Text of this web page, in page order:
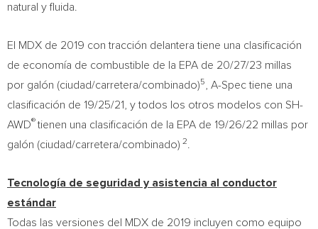
natural y fluida.
El MDX de 2019 con tracción delantera tiene una clasificación
de economía de combustible de la EPA de 20/27/23 millas
por galón (ciudad/carretera/combinado)5
, A-Spec tiene una
clasificación de 19/25/21, y todos los otros modelos con SH-
AWD®tienen una clasificación de la EPA de 19/26/22 millas por
galón (ciudad/carretera/combinado) 2
Tecnología de seguridad y asistencia al conductor
estándar
Todas las versiones del MDX de 2019 incluyen como equipo